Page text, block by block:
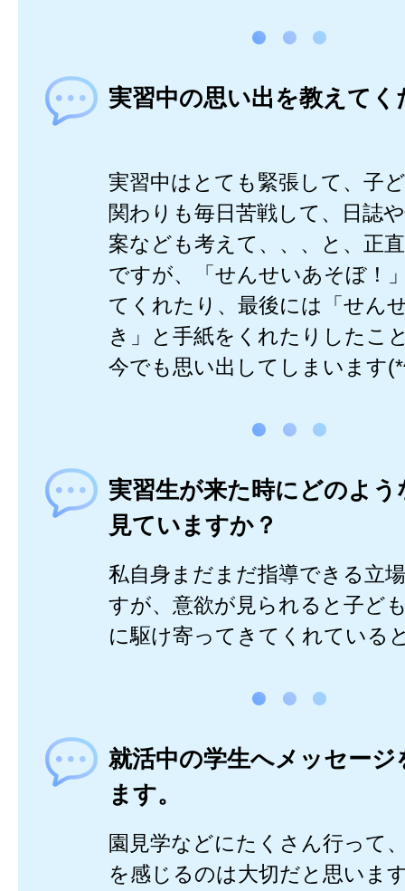
実習中の思い出を教えてく
実習中はとても緊張して、子
関わりも毎日苦戦して、日誌
案なども考えて、、、と、正
ですが、「せんせいあそぼ！
てくれたり、最後には「せん
き」と手紙をくれたりしたこ
今でも思い出してしまいます
実習生が来た時にどのよ
見ていますか？
私自身まだまだ指導できる立
すが、意欲が見られると子ど
に駆け寄ってきてくれている
就活中の学生へメッセージ
ます。
園見学などにたくさん行って
を感じるのは大切だと思いま